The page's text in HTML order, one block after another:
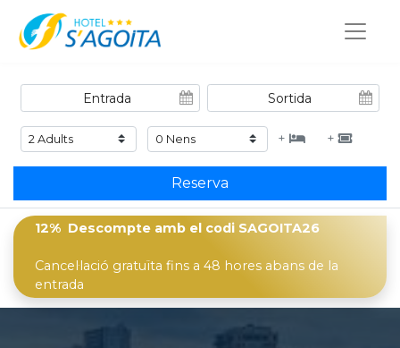
+ +
Reserva
12% Descompte amb el codi SAGOITA26
Cancel·lació gratuïta fins a 48 hores abans de la
entrada